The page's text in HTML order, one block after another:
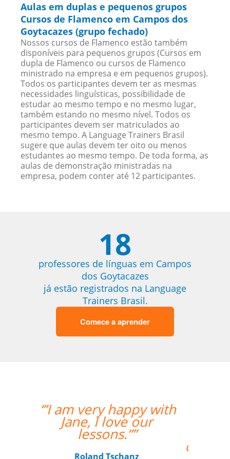
Aulas em duplas e pequenos grupos
Cursos de Flamenco em Campos dos
Goytacazes (grupo fechado)
Nossos cursos de Flamenco estão também
disponíveis para pequenos grupos (Cursos em
dupla de Flamenco ou cursos de Flamenco
ministrado na empresa e em pequenos grupos).
Todos os participantes devem ter as mesmas
necessidades linguísticas, possibilidade de
estudar ao mesmo tempo e no mesmo lugar,
também estando no mesmo nível. Todos os
participantes devem ser matriculados ao
mesmo tempo. A Language Trainers Brasil
sugere que aulas devem ter oito ou menos
estudantes ao mesmo tempo. De toda forma, as
aulas de demonstração ministradas na
empresa, podem conter até 12 participantes.
18
professores de línguas em Campos
dos Goytacazes
já estão registrados na Language
Trainers Brasil.
Comece a aprender
“”Estou amando
minhas aulas de
italiano, muito